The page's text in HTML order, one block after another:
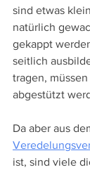
sind etwas
natürlich
gekappt
seitlich
tragen,
abgestützt
Da aber aus
ist, sind viele